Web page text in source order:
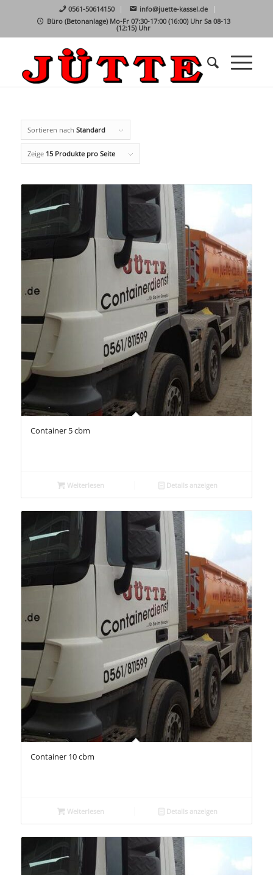
0561-50614150
info@juette-kassel.de
Büro (Betonanlage) Mo-Fr 07:30-17:00 (16:00) Uhr Sa 08-13
(12:15) Uhr
Sortieren nach Standard
Zeige 15 Produkte pro Seite
Container 5 cbm
Weiterlesen Details anzeigen
Container 10 cbm
Weiterlesen Details anzeigen